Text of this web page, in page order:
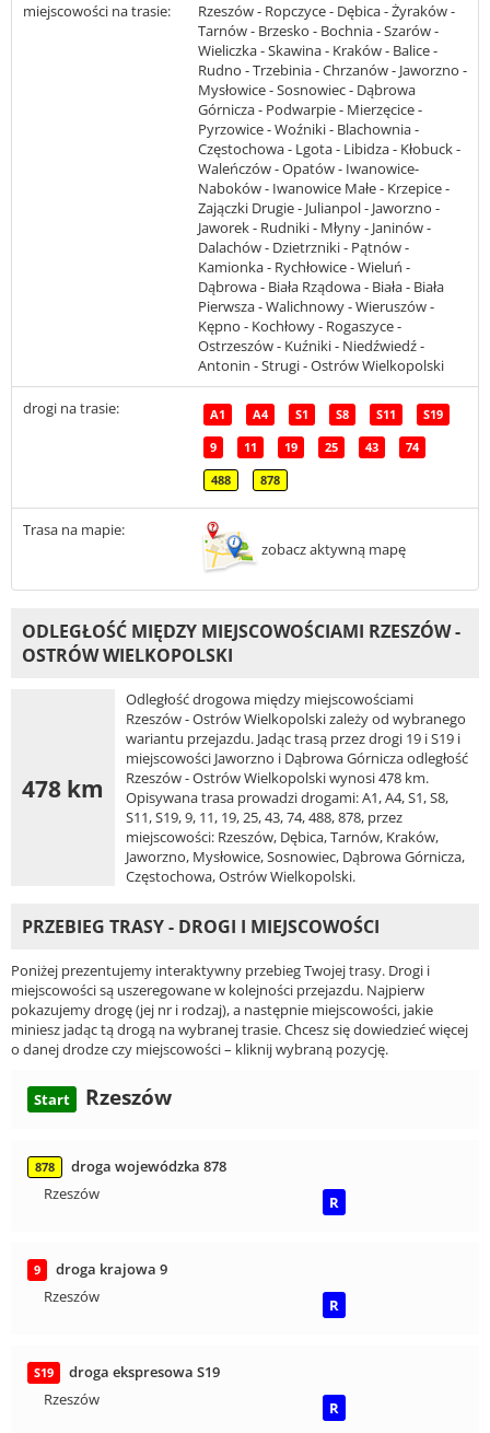
miejscowości na trasie:
Rzeszów - Ropczyce - Dębica - Żyraków -
Tarnów - Brzesko - Bochnia - Szarów -
Wieliczka - Skawina - Kraków - Balice -
Rudno - Trzebinia - Chrzanów - Jaworzno -
Mysłowice - Sosnowiec - Dąbrowa
Górnicza - Podwarpie - Mierzęcice -
Pyrzowice - Woźniki - Blachownia -
Częstochowa - Lgota - Libidza - Kłobuck -
Waleńczów - Opatów - Iwanowice-
Naboków - Iwanowice Małe - Krzepice -
Zajączki Drugie - Julianpol - Jaworzno -
Jaworek - Rudniki - Młyny - Janinów -
Dalachów - Dzietrzniki - Pątnów -
Kamionka - Rychłowice - Wieluń -
Dąbrowa - Biała Rządowa - Biała - Biała
Pierwsza - Walichnowy - Wieruszów -
Kępno - Kochłowy - Rogaszyce -
Ostrzeszów - Kuźniki - Niedźwiedź -
Antonin - Strugi - Ostrów Wielkopolski
drogi na trasie: A1 A4 S1 S8 S11 S19
9 11 19 25 43 74
488 878
Trasa na mapie:
zobacz aktywną mapę
ODLEGŁOŚĆ MIĘDZY MIEJSCOWOŚCIAMI RZESZÓW -
OSTRÓW WIELKOPOLSKI
478 km
Odległość drogowa między miejscowościami
Rzeszów - Ostrów Wielkopolski zależy od wybranego
wariantu przejazdu. Jadąc trasą przez drogi 19 i S19 i
miejscowości Jaworzno i Dąbrowa Górnicza odległość
Rzeszów - Ostrów Wielkopolski wynosi 478 km.
Opisywana trasa prowadzi drogami: A1, A4, S1, S8,
S11, S19, 9, 11, 19, 25, 43, 74, 488, 878, przez
miejscowości: Rzeszów, Dębica, Tarnów, Kraków,
Jaworzno, Mysłowice, Sosnowiec, Dąbrowa Górnicza,
Częstochowa, Ostrów Wielkopolski.
PRZEBIEG TRASY - DROGI I MIEJSCOWOŚCI
Poniżej prezentujemy interaktywny przebieg Twojej trasy. Drogi i
miejscowości są uszeregowane w kolejności przejazdu. Najpierw
pokazujemy drogę (jej nr i rodzaj), a następnie miejscowości, jakie
miniesz jadąc tą drogą na wybranej trasie. Chcesz się dowiedzieć więcej
o danej drodze czy miejscowości – kliknij wybraną pozycję.
Start Rzeszów
878
droga wojewódzka 878
Rzeszów
R
9
droga krajowa 9
Rzeszów
R
S19
droga ekspresowa S19
Rzeszów
R